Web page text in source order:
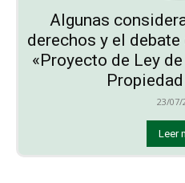
Algunas
derechos y el
«Proyecto de Ley
23/07/
Leer